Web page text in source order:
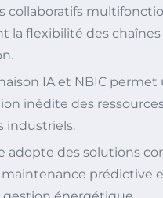
collaboratifs
la flexibilité des chaînes
IA et NBIC permet
inédite des
industriels.
adopte des solutions
prédictive